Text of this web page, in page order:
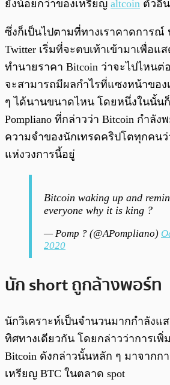
ยังน้อยกว่าของเหรียญ altcoin ตัวอื่
ซึ่งก็เป็นไปตามที่ทางเราคาดการณ์
Twitter เริ่มที่จะตบเท้าเข้ามาเพื่อแ
ทำนายราคา Bitcoin ว่าจะไปไหน
จะสามารถมีผลกำไรที่แซงหน้าของ
ๆ ได้นานขนาดไหน โดยหนึ่งในนั้น
Pompliano ที่กล่าวว่า Bitcoin กำลัง
ความจำของนักเทรดคริปโตทุกคนว่
แห่งวงการนี้อยู่
Bitcoin waking up and
everyone why it is king ?
— Pomp ? (@APompliano)
2020
นัก short ถูกล้างพอร์ท
นักวิเคราะห์เป็นจำนวนมากกำลังแ
ทิศทางเดียวกัน โดยกล่าวว่าการเพิ่
Bitcoin ดังกล่าวนั้นหลัก ๆ มาจากก
เหรียญ BTC ในตลาด spot